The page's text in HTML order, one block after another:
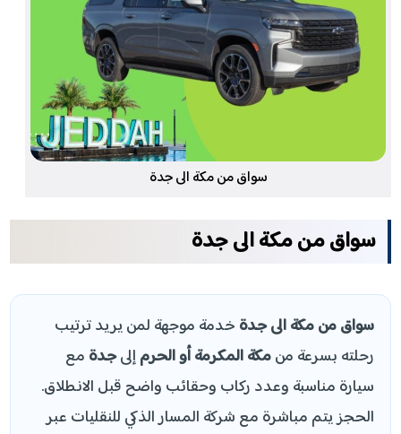
سواق من مكة الى جدة
سواق من مكة الى جدة
سواق من مكة الى جدة خدمة موجهة لمن يريد ترتيب
رحلته بسرعة منمكة المكرمة أو الحرمإلىجدة مع
سيارة مناسبة وعدد ركاب وحقائب واضح قبل الانطلاق.
الحجز يتم مباشرة مع شركة المسار الذكي للنقليات عبر